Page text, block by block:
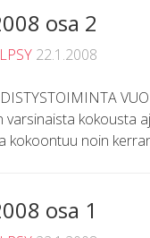
osa 2
22.1.2008
varsinaista kokousta
kokoontuu noin
osa 1